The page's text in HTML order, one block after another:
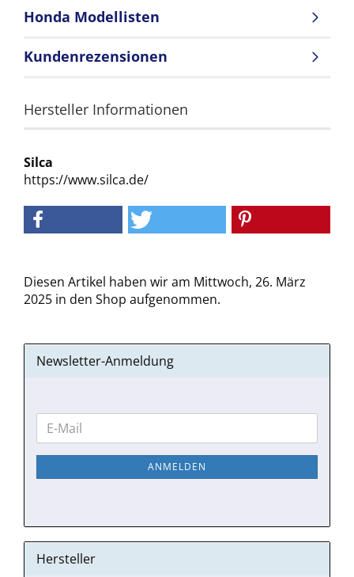
Honda Modellisten
Kundenrezensionen
Hersteller Informationen
Silca
https://www.silca.de/
Diesen Artikel haben wir am Mittwoch, 26. März
2025 in den Shop aufgenommen.
Newsletter-Anmeldung
WEITER
ZUR
NEWSLETTER-
E-
Mail
ANMELDEN
Hersteller